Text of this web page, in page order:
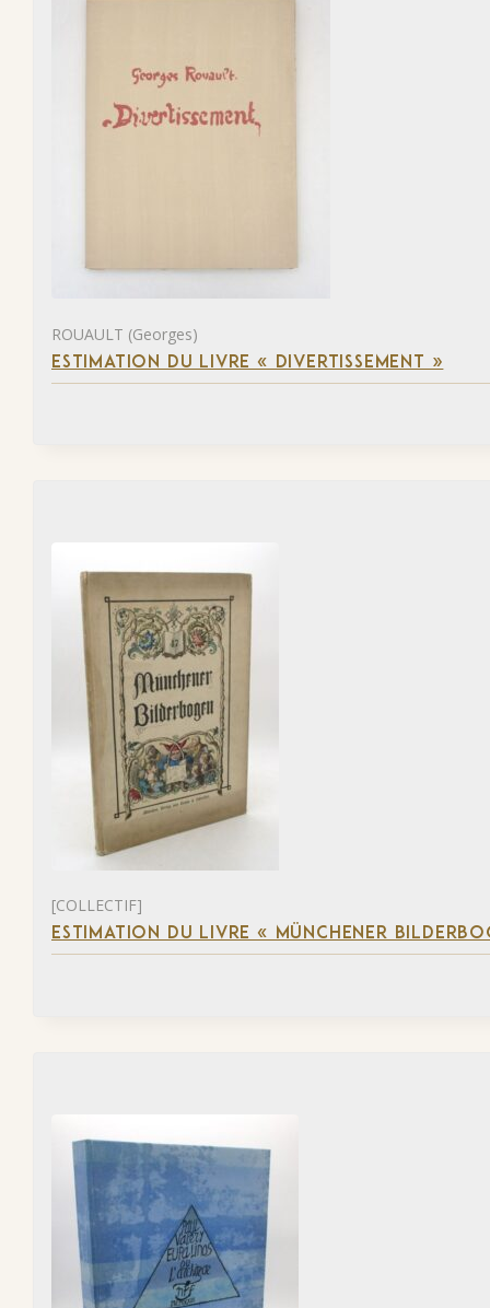
ROUAULT (Georges)
ESTIMATION DU LIVRE « DIVERTISSEMENT »
[COLLECTIF]
ESTIMATION DU LIVRE « MÜNCHENER